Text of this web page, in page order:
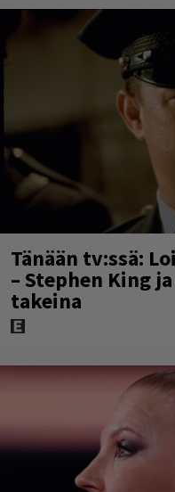
Tänään tv:ssä:
– Stephen King
takeina